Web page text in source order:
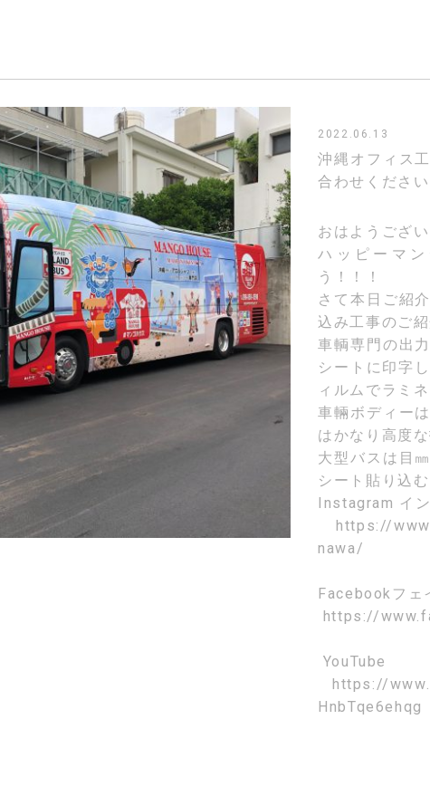
2022.06.13
沖縄オフィス
合わせください
おはようござ
ハッピーマ
う！！！
さて本日ご紹
込み工事のご
車輌専門の出
シートに印字
ィルムでラミ
車輛ボディー
はかなり高度
大型バスは目
シート貼り込
Instagram イ
https://
nawa/
Facebook フェ
https://
YouTube
https://
HnbTqe6ehqg